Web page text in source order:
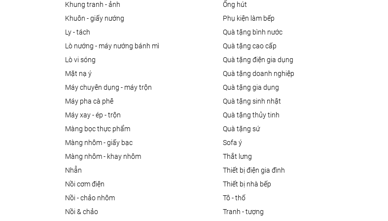
khung tranh - ảnh
khuôn - giấy nướng
ly - tách
lò nướng - máy nướng bánh mì
lò vi sóng
mặt nạ ý
máy chuyên dụng - máy trộn
máy pha cà phê
máy xay - ép - trộn
màng bọc thực phẩm
màng nhôm - giấy bạc
màng nhôm - khay nhôm
nhẫn
nồi cơm điện
nồi - chảo nhôm
nồi & chảo
ống hút
phụ kiện làm bếp
quà tặng bình nước
quà tặng cao cấp
quà tặng điện gia dụng
quà tặng doanh nghiệp
quà tặng gia dụng
quà tặng sinh nhật
quà tặng thủy tinh
quà tặng sứ
sofa ý
thắt lưng
thiết bị điện gia đình
thiết bị nhà bếp
tô - thố
tranh - tượng